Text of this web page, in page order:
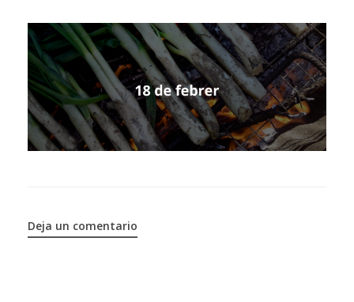
Deja un comentario